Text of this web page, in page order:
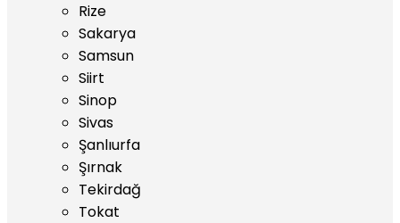
Rize
Sakarya
Samsun
Siirt
Sinop
Sivas
Şanlıurfa
Şırnak
Tekirdağ
Tokat